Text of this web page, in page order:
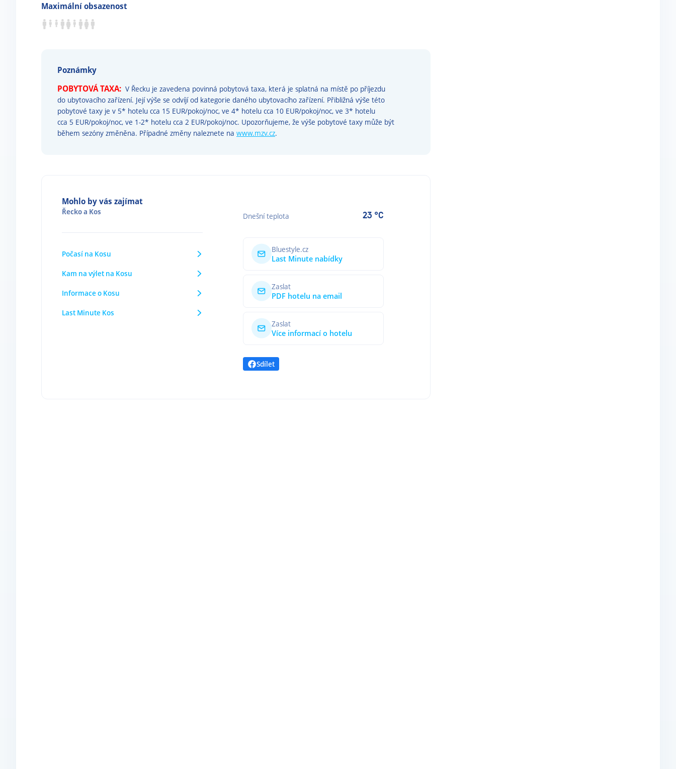
Maximální obsazenost
Poznámky
POBYTOVÁ TAXA: V Řecku je zavedena povinná pobytová taxa, která je splatná na místě po příjezdu
do ubytovacího zařízení. Její výše se odvíjí od kategorie daného ubytovacího zařízení. Přibližná výše této
pobytové taxy je v 5* hotelu cca 15 EUR/pokoj/noc, ve 4* hotelu cca 10 EUR/pokoj/noc, ve 3* hotelu
cca 5 EUR/pokoj/noc, ve 1-2* hotelu cca 2 EUR/pokoj/noc. Upozorňujeme, že výše pobytové taxy může být
během sezóny změněna. Případné změny naleznete na www.mzv.cz.
Mohlo by vás zajímat
Řeckoa Kos
Počasí na Kosu
Kam na výlet na Kosu
Informace o Kosu
Last Minute Kos
Dnešní teplota 23 °C
Bluestyle.cz
Last Minute nabídky
Zaslat
PDF hotelu na email
Zaslat
Více informací o hotelu
Sdílet